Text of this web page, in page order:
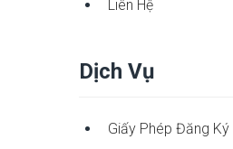
Liên Hệ
Dịch Vụ
Giấy Phép Đăng Ký